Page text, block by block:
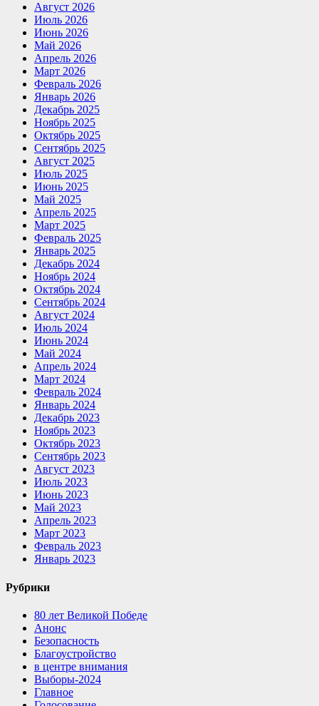
Август 2026
Июль 2026
Июнь 2026
Май 2026
Апрель 2026
Март 2026
Февраль 2026
Январь 2026
Декабрь 2025
Ноябрь 2025
Октябрь 2025
Сентябрь 2025
Август 2025
Июль 2025
Июнь 2025
Май 2025
Апрель 2025
Март 2025
Февраль 2025
Январь 2025
Декабрь 2024
Ноябрь 2024
Октябрь 2024
Сентябрь 2024
Август 2024
Июль 2024
Июнь 2024
Май 2024
Апрель 2024
Март 2024
Февраль 2024
Январь 2024
Декабрь 2023
Ноябрь 2023
Октябрь 2023
Сентябрь 2023
Август 2023
Июль 2023
Июнь 2023
Май 2023
Апрель 2023
Март 2023
Февраль 2023
Январь 2023
Рубрики
80 лет Великой Победе
Анонс
Безопасность
Благоустройство
в центре внимания
Выборы-2024
Главное